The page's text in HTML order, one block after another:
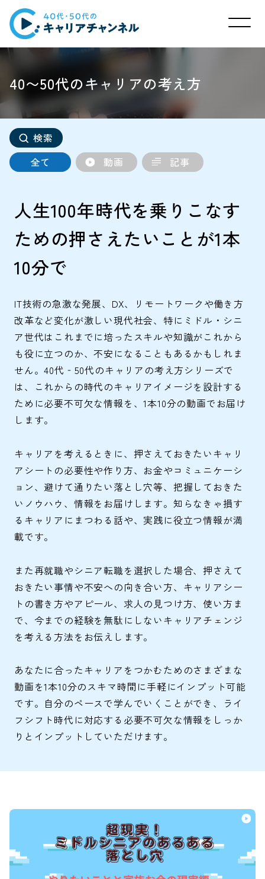
40〜50代のキャリアの考え方
検索
全て
動画 記事
人生100年時代を乗りこなす
ための押さえたいことが1本
10分で
IT技術の急激な発展、DX、リモートワークや働き方
改革など変化が激しい現代社会、特にミドル・シニ
ア世代はこれまでに培ったスキルや知識がこれから
も役に立つのか、不安になることもあるかもしれま
せん。40代‐50代のキャリアの考え方シリーズで
は、これからの時代のキャリアイメージを設計する
ために必要不可欠な情報を、1本10分の動画でお届け
します。
キャリアを考えるときに、押さえておきたいキャリ
アシートの必要性や作り方、お金やコミュニケーシ
ョン、避けて通りたい落とし穴等、把握しておきた
いノウハウ、情報をお届けします。知らなきゃ損す
るキャリアにまつわる話や、実践に役立つ情報が満
載です。
また再就職やシニア転職を選択した場合、押さえて
おきたい事情や不安への向き合い方、キャリアシー
トの書き方やアピール、求人の見つけ方、使い方ま
で、今までの経験を無駄にしないキャリアチェンジ
を考える方法をお伝えします。
あなたに合ったキャリアをつかむためのさまざまな
動画を1本10分のスキマ時間に手軽にインプット可能
です。自分のペースで学んでいくことができ、ライ
フシフト時代に対応する必要不可欠な情報をしっか
りとインプットしていただけます。